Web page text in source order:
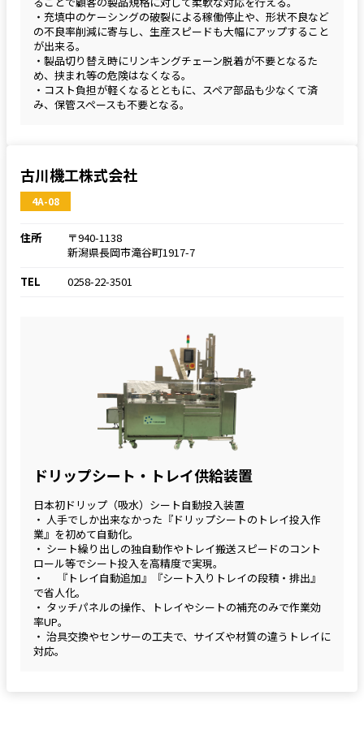
・充填中のケーシングの破裂による稼働停止や、形状不良など
の不良率削減に寄与し、生産スピードも大幅にアップすること
が出来る。
・製品切り替え時にリンキングチェーン脱着が不要となるた
め、挟まれ等の危険はなくなる。
・コスト負担が軽くなるとともに、スペア部品も少なくて済
み、保管スペースも不要となる。
古川機工株式会社
4A-08
住所
〒940-1138
新潟県長岡市滝谷町1917-7
TEL
0258-22-3501
ドリップシート・トレイ供給装置
日本初ドリップ（吸水）シート自動投入装置
・ 人手でしか出来なかった『ドリップシートのトレイ投入作
業』を初めて自動化。
・ シート繰り出しの独自動作やトレイ搬送スピードのコント
ロール等でシート投入を高精度で実現。
・ 『トレイ自動追加』『シート入りトレイの段積・排出』
で省人化。
・ タッチパネルの操作、トレイやシートの補充のみで作業効
率UP。
・ 治具交換やセンサーの工夫で、サイズや材質の違うトレイに
対応。